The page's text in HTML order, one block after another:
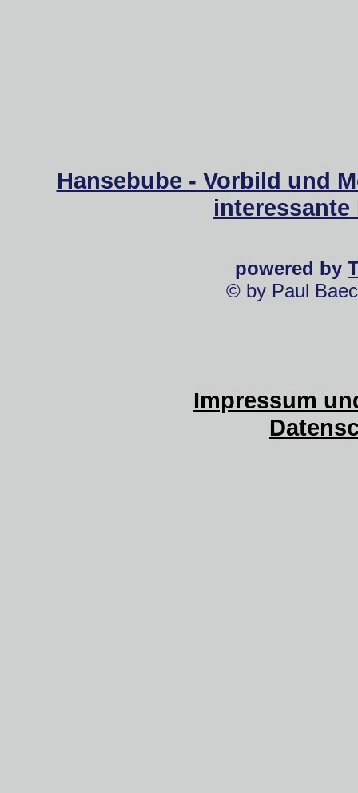
Hansebube - Vorbild und
powered by
© by Paul
Impressum